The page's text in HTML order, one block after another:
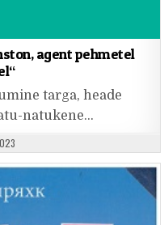
agent pehmetel
targa, heade
natukene…